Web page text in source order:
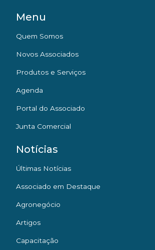
Menu
Quem Somos
Novos Associados
Produtos e Serviços
Agenda
Portal do Associado
Junta Comercial
Notícias
Últimas Notícias
Associado em Destaque
Agronegócio
Artigos
Capacitação